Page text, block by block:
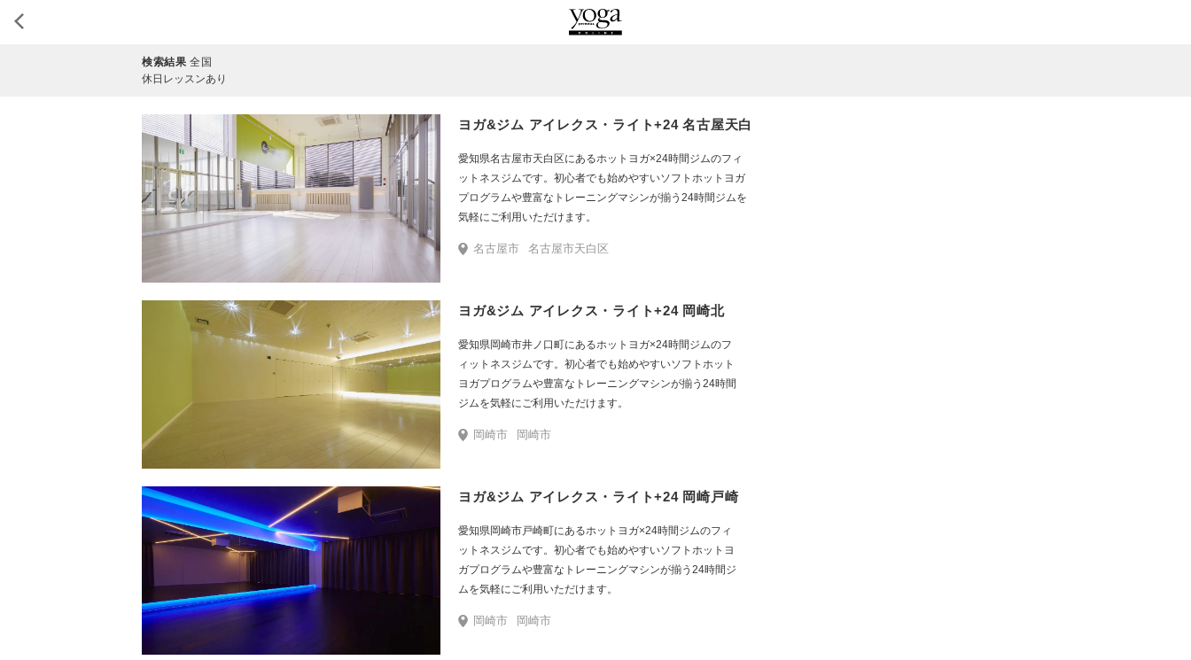
検索結果 全国
休日レッスンあり
ヨガ&ジム アイレクス・ライト+24 名古屋天白
愛知県名古屋市天白区にあるホットヨガ×24時間ジムのフィ
ットネスジムです。初心者でも始めやすいソフトホットヨガ
プログラムや豊富なトレーニングマシンが揃う24時間ジムを
気軽にご利用いただけます。
名古屋市 名古屋市天白区
ヨガ&ジム アイレクス・ライト+24 岡崎北
愛知県岡崎市井ノ口町にあるホットヨガ×24時間ジムのフ
ィットネスジムです。初心者でも始めやすいソフトホット
ヨガプログラムや豊富なトレーニングマシンが揃う24時間
ジムを気軽にご利用いただけます。
岡崎市 岡崎市
ヨガ&ジム アイレクス・ライト+24 岡崎戸崎
愛知県岡崎市戸崎町にあるホットヨガ×24時間ジムのフィ
ットネスジムです。初心者でも始めやすいソフトホットヨ
ガプログラムや豊富なトレーニングマシンが揃う24時間ジ
ムを気軽にご利用いただけます。
岡崎市 岡崎市